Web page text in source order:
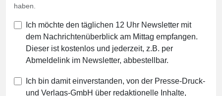
haben.
Ich möchte den täglichen 12 Uhr Newsletter mit
dem Nachrichtenüberblick am Mittag empfangen.
Dieser ist kostenlos und jederzeit, z.B. per
Abmeldelink im Newsletter, abbestellbar.
Ich bin damit einverstanden, von der Presse-Druck-
und Verlags-GmbH über redaktionelle Inhalte,